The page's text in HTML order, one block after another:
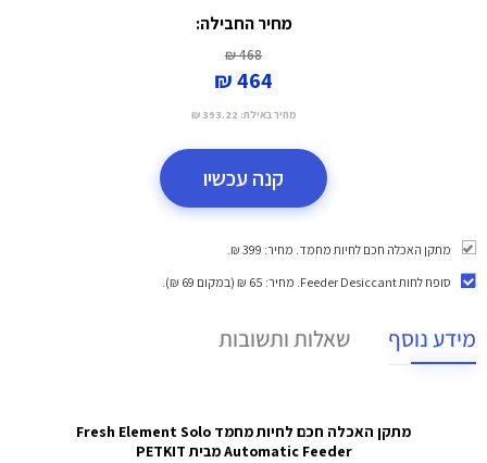
מחיר החבילה:
468 ₪
464 ₪
מחיר באילת: 393.22 ₪
קנה עכשיו
מתקן האכלה חכם לחיות מחמד. מחיר: 399 ₪.
סופח לחות Feeder Desiccant
. מחיר: 65 ₪ (במקום 69 ₪).
מידע נוסף שאלות ותשובות
מתקן האכלה חכם לחיות מחמד Fresh Element Solo
Automatic Feeder מבית
PETKIT